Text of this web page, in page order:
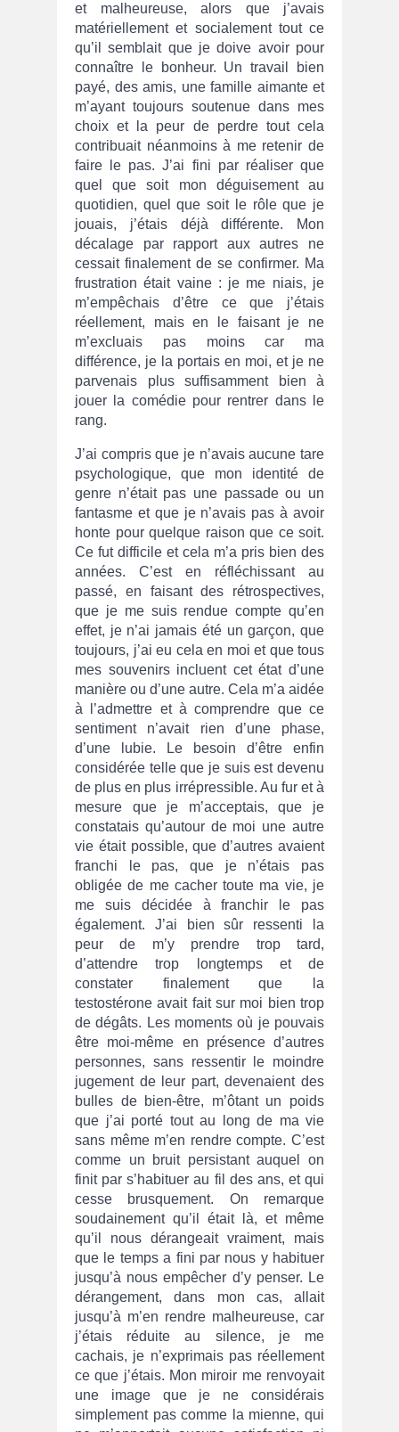
et malheureuse, alors que j’avais
matériellement et socialement tout ce
qu’il semblait que je doive avoir pour
connaître le bonheur. Un travail bien
payé, des amis, une famille aimante et
m’ayant toujours soutenue dans mes
choix et la peur de perdre tout cela
contribuait néanmoins à me retenir de
faire le pas. J’ai fini par réaliser que
quel que soit mon déguisement au
quotidien, quel que soit le rôle que je
jouais, j’étais déjà différente. Mon
décalage par rapport aux autres ne
cessait finalement de se confirmer. Ma
frustration était vaine : je me niais, je
m’empêchais d’être ce que j’étais
réellement, mais en le faisant je ne
m’excluais pas moins car ma
différence, je la portais en moi, et je ne
parvenais plus suffisamment bien à
jouer la comédie pour rentrer dans le
rang.
J’ai compris que je n’avais aucune tare
psychologique, que mon identité de
genre n’était pas une passade ou un
fantasme et que je n’avais pas à avoir
honte pour quelque raison que ce soit.
Ce fut difficile et cela m’a pris bien des
années. C’est en réfléchissant au
passé, en faisant des rétrospectives,
que je me suis rendue compte qu’en
effet, je n’ai jamais été un garçon, que
toujours, j’ai eu cela en moi et que tous
mes souvenirs incluent cet état d’une
manière ou d’une autre. Cela m’a aidée
à l’admettre et à comprendre que ce
sentiment n’avait rien d’une phase,
d’une lubie. Le besoin d’être enfin
considérée telle que je suis est devenu
de plus en plus irrépressible. Au fur et à
mesure que je m’acceptais, que je
constatais qu’autour de moi une autre
vie était possible, que d’autres avaient
franchi le pas, que je n’étais pas
obligée de me cacher toute ma vie, je
me suis décidée à franchir le pas
également. J’ai bien sûr ressenti la
peur de m’y prendre trop tard,
d’attendre trop longtemps et de
constater finalement que la
testostérone avait fait sur moi bien trop
de dégâts. Les moments où je pouvais
être moi-même en présence d’autres
personnes, sans ressentir le moindre
jugement de leur part, devenaient des
bulles de bien-être, m’ôtant un poids
que j’ai porté tout au long de ma vie
sans même m’en rendre compte. C’est
comme un bruit persistant auquel on
finit par s’habituer au fil des ans, et qui
cesse brusquement. On remarque
soudainement qu’il était là, et même
qu’il nous dérangeait vraiment, mais
que le temps a fini par nous y habituer
jusqu’à nous empêcher d’y penser. Le
dérangement, dans mon cas, allait
jusqu’à m’en rendre malheureuse, car
j’étais réduite au silence, je me
cachais, je n’exprimais pas réellement
ce que j’étais. Mon miroir me renvoyait
une image que je ne considérais
simplement pas comme la mienne, qui